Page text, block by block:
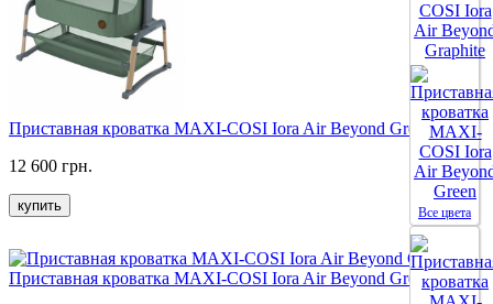
Все цвета
Приставная кроватка MAXI-COSI Iora Air Beyond Green
12 600 грн.
купить
Приставная кроватка MAXI-COSI Iora Air Beyond Grey